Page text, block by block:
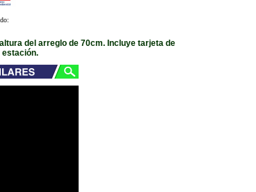
del arreglo de 70cm. Incluye tarjeta de
estación.